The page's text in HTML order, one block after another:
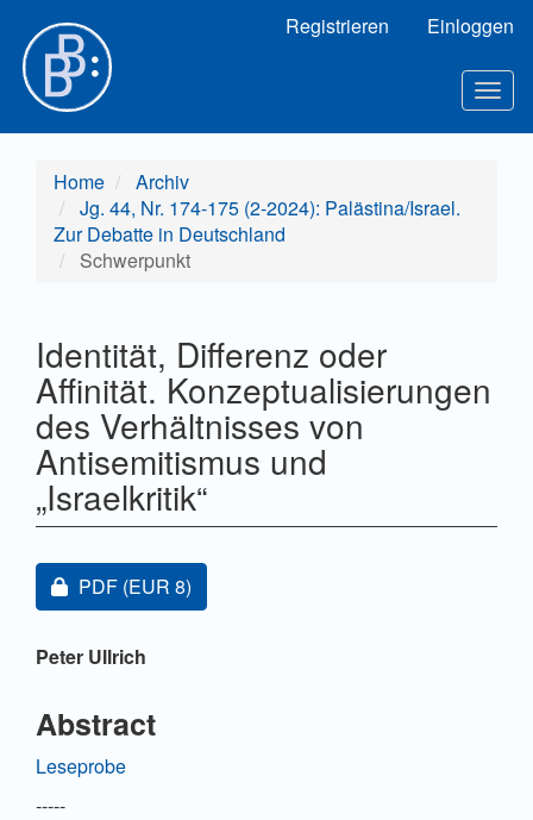
Hauptinhalt
Sidebar
Registrieren Einloggen
Home
Archiv
Jg. 44, Nr. 174-175 (2-2024): Palästina/Israel.
Zur Debatte in Deutschland
Schwerpunkt
Identität, Differenz oder
Affinität. Konzeptualisierungen
des Verhältnisses von
Antisemitismus und
„Israelkritik“
Artikel-Sidebar
Zugang für Abonnent/innen oder durch Zahlung einer
PDF (EUR 8)
Hauptsächlicher Artikelinhalt
Peter Ullrich
Abstract
Leseprobe
-----